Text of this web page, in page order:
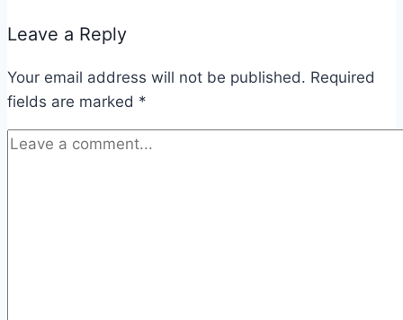
Leave a Reply
Your email address will not be published. Required
fields are marked *